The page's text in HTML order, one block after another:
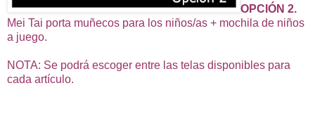
OPCIÓN 2.
Mei Tai porta muñecos para los niños/as + mochila de niños
a juego.
NOTA: Se podrá escoger entre las telas disponibles para
cada artículo.